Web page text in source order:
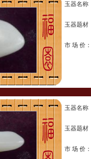
玉器名称
玉器题材
市 场 价：
玉器名称
玉器题材
市 场 价：